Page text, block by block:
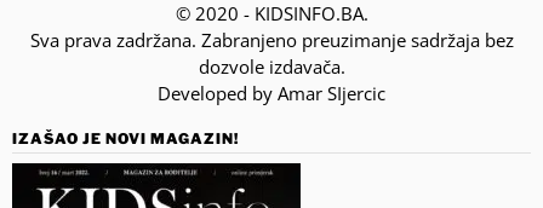
© 2020 - KIDSINFO.BA.
Sva prava zadržana. Zabranjeno preuzimanje sadržaja bez
dozvole izdavača.
Developed by Amar SIjercic
IZAŠAO JE NOVI MAGAZIN!